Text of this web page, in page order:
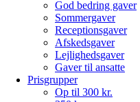
God bedring gaver
Sommergaver
Receptionsgaver
Afskedsgaver
Lejlighedsgaver
Gaver til ansatte
Prisgrupper
Op til 300 kr.